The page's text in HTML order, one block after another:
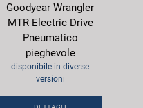
Goodyear Wrangler
MTR Electric Drive
Pneumatico
pieghevole
disponibile in diverse
versioni